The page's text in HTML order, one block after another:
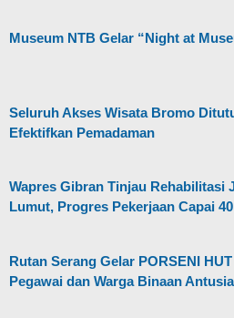
Museum NTB Gelar “Night at
Seluruh Akses Wisata Bromo
Efektifkan Pemadaman
Wapres Gibran Tinjau Rehabilitasi
Lumut, Progres Pekerjaan Capai
Rutan Serang Gelar PORSENI
Pegawai dan Warga Binaan